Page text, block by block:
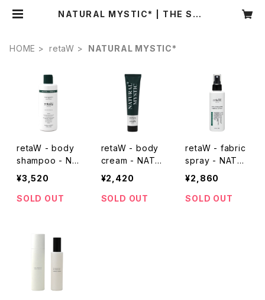
NATURAL MYSTIC* | THE STO
HOME retaW NATURAL MYSTIC*
retaW - body
shampoo - NA
TURAL MYSTI
¥3,520
SOLD OUT
retaW - body
cream - NATU
RAL MYSTIC*
¥2,420
SOLD OUT
retaW - fabric
spray - NATU
RAL MYSTIC*
¥2,860
SOLD OUT